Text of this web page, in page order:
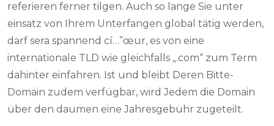
referieren ferner tilgen. Auch so lange Sie unter
einsatz von Ihrem Unterfangen global tätig werden,
darf sera spannend cí…”œur, es von eine
internationale TLD wie gleichfalls „.com“ zum Term
dahinter einfahren. Ist und bleibt Deren Bitte-
Domain zudem verfügbar, wird Jedem die Domain
über den daumen eine Jahresgebühr zugeteilt.